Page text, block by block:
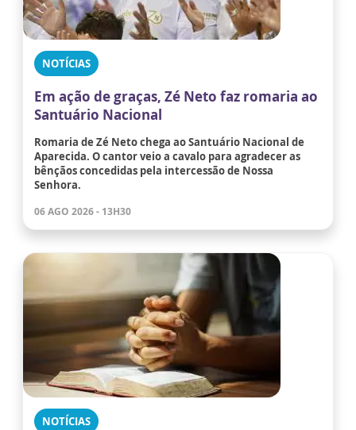
NOTÍCIAS
Em ação de graças, Zé Neto faz romaria ao
Santuário Nacional
Romaria de Zé Neto chega ao Santuário Nacional de
Aparecida. O cantor veio a cavalo para agradecer as
bênçãos concedidas pela intercessão de Nossa
Senhora.
06 AGO 2026 - 13H30
NOTÍCIAS